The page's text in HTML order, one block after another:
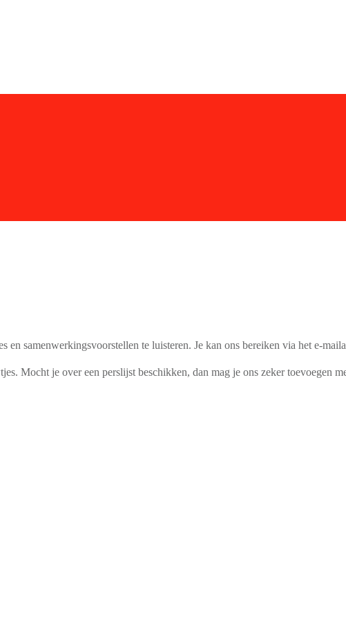
samenwerkingsvoorstellen te luisteren. Je kan ons bereiken via het e-
Mocht je over een perslijst beschikken, dan mag je ons zeker toevoegen